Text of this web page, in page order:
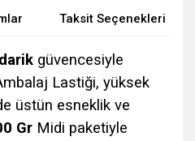
Taksit Seçenekleri
güvencesiyle
Lastiği, yüksek
üstün esneklik ve
Gr Midi paketiyle